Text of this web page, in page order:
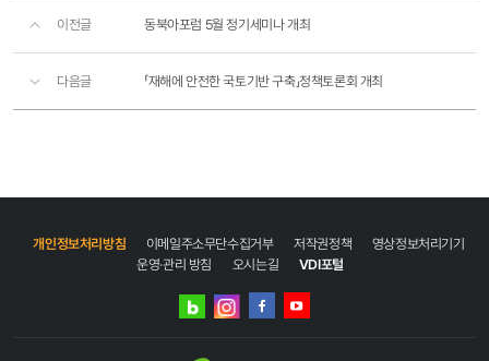
이전글 동북아포럼 5월 정기세미나 개최
다음글 「재해에 안전한 국토기반 구축」정책토론회 개최
개인정보처리방침 이메일주소무단수집거부 저작권정책
영상정보처리기기
운영·관리 방침
오시는길 VDI포털
네이버
인스타그램